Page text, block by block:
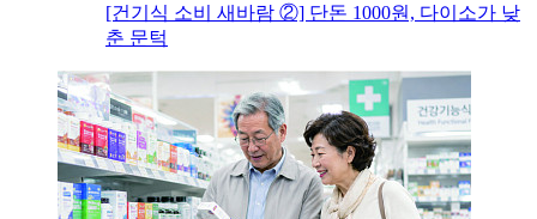
[건기식 소비 새바람 ②] 단돈 1000원, 다이소가 낮
춘 문턱